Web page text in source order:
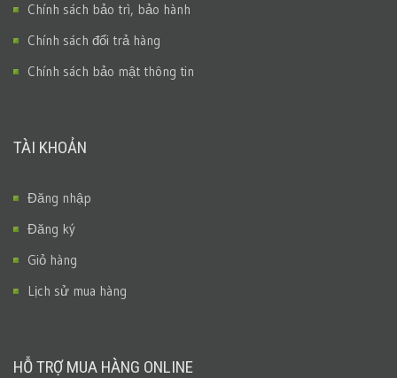
Chính sách bảo trì, bảo hành
Chính sách đổi trả hàng
Chính sách bảo mật thông tin
TÀI KHOẢN
Đăng nhập
Đăng ký
Giỏ hàng
Lịch sử mua hàng
HỖ TRỢ MUA HÀNG ONLINE